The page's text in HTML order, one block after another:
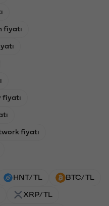
fiyatı
fiyatı
fiyatı
HNT/TL BTC/TL
XRP/TL